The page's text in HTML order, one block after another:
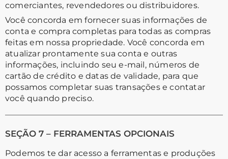
comerciantes, revendedores ou distribuidores.
Você concorda em fornecer suas informações de
conta e compra completas para todas as compras
feitas em nossa propriedade. Você concorda em
atualizar prontamente sua conta e outras
informações, incluindo seu e-mail, números de
cartão de crédito e datas de validade, para que
possamos completar suas transações e contatar
você quando preciso.
SEÇÃO 7 – FERRAMENTAS OPCIONAIS
Podemos te dar acesso a ferramentas e produções